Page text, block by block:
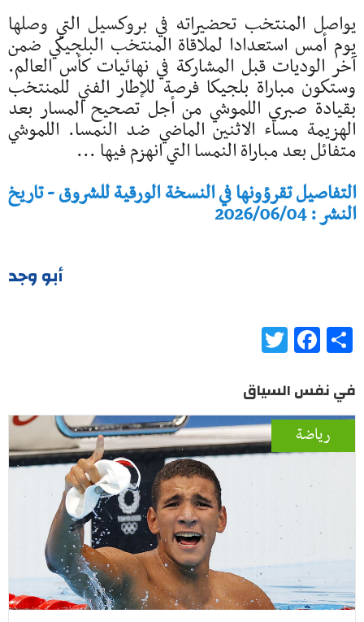
يواصل المنتخب تحضيراته في بروكسيل التي وصلها
يوم أمس استعدادا لملاقاة المنتخب البلجيكي ضمن
آخر الوديات قبل المشاركة في نهائيات كأس العالم.
وستكون مباراة بلجيكا فرصة للإطار الفني للمنتخب
بقيادة صبري اللموشي من أجل تصحيح المسار بعد
الهزيمة مساء الاثنين الماضي ضد النمسا. اللموشي
متفائل بعد مباراة النمسا التي انهزم فيها ...
التفاصيل تقرؤونها في النسخة الورقية للشروق - تاريخ
النشر : 2026/06/04
أبو وجد
Share
Facebook
في نفس السياق
رياضة